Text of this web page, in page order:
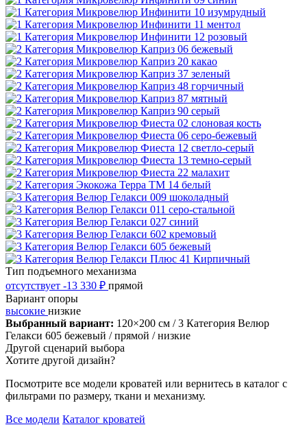
Тип подъемного механизма
отсутствует -13 330 ₽ прямой
Вариант опоры
высокие низкие
Выбранный вариант: 120×200 см / 3 Категория Велюр
Гелакси 605 бежевый / прямой / низкие
Другой сценарий выбора
Хотите другой дизайн?
Посмотрите все модели кроватей или вернитесь в каталог с
фильтрами по размеру, ткани и механизму.
Все модели Каталог кроватей